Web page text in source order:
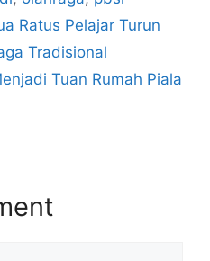
Ratus Pelajar Turun
Tradisional
Tuan Rumah Piala